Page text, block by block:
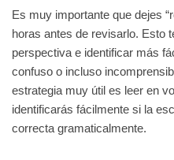
Es muy importante que dejes
horas antes de revisarlo. Esto
perspectiva e identificar más
confuso o incluso
estrategia muy útil es leer en
identificarás fácilmente si la
correcta gramaticalmente.